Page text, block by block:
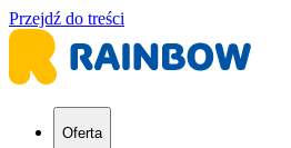
Przejdź do treści
Oferta